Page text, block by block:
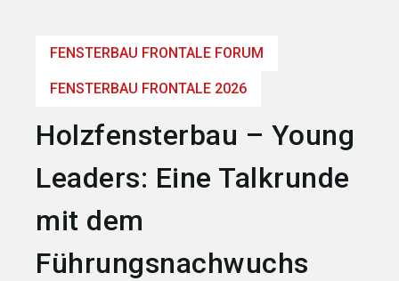
FENSTERBAU FRONTALE FORUM
FENSTERBAU FRONTALE 2026
Holzfensterbau – Young
Leaders: Eine Talkrunde
mit dem
Führungsnachwuchs